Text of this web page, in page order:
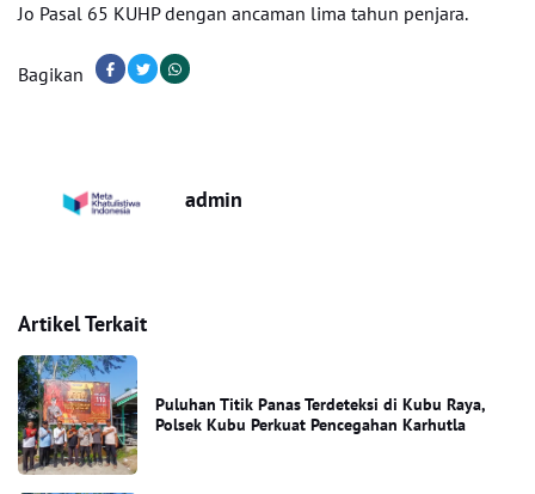
Jo Pasal 65 KUHP dengan ancaman lima tahun penjara.
Bagikan
admin
Artikel Terkait
Puluhan Titik Panas Terdeteksi di Kubu Raya,
Polsek Kubu Perkuat Pencegahan Karhutla